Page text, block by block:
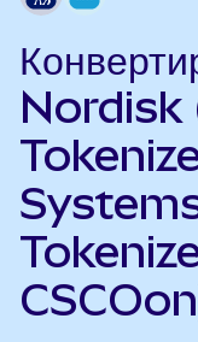
Nordisk